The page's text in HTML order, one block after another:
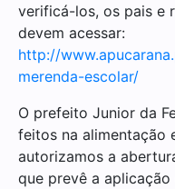
verificá-los, os pais e
devem acessar:
http://
merenda-escolar/
O prefeito Junior da
feitos na alimentação
autorizamos a
que prevê a aplicação